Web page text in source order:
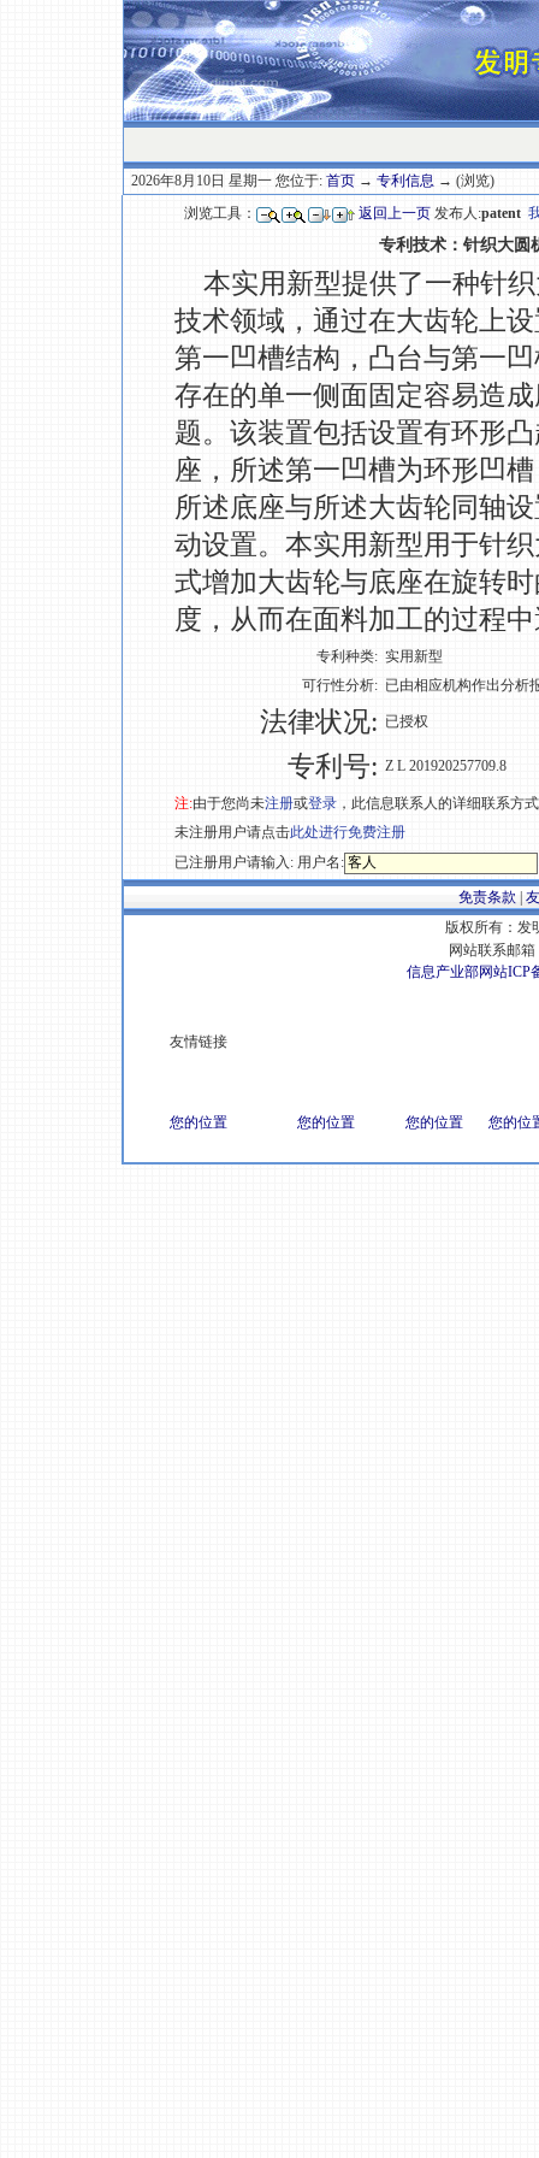
2026年8月10日 星期一 您位于: 首页 → 专利信息 → (浏览)
浏览工具：
返回上一页 发布人:patent
专利技术：针织大圆
本实用新型提供了一种针
技术领域，通过在大齿轮上
第一凹槽结构，凸台与第一
存在的单一侧面固定容易造
题。该装置包括设置有环形
座，所述第一凹槽为环形凹
所述底座与所述大齿轮同轴
动设置。本实用新型用于针
式增加大齿轮与底座在旋转
度，从而在面料加工的过程
专利种类: 实用新型
可行性分析: 已由相应机构作出分析
法律状况: 已授权
专利号: Z L 201920257709.8
注:由于您尚未注册或登录 ，此信息联系人的详细联系方
未注册用户请点击此处进行免费注册
已注册用户请输入: 用户名:
免责条款
版权所有：发
网站联系邮箱
信息产业部网站ICP
友情链接
您的位置 您的位置 您的位置 您的位